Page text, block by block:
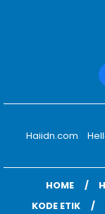
Haiidn.com
HOME
KODE ETIK